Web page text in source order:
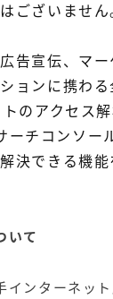
ございません
告宣伝、マ
ョンに携わ
のアクセス解
チコンソー
決できる機
いて
インターネッ